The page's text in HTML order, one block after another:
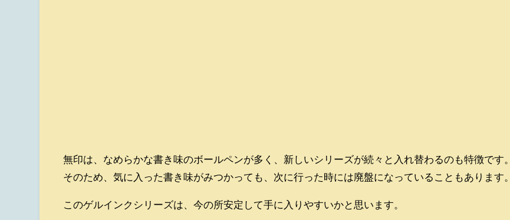
無印は、なめらかな書き味のボールペンが多く、新しいシリーズが続々と入れ替わるのも特徴です。
そのため、気に入った書き味がみつかっても、次に行った時には廃盤になっていることもあります。
このゲルインクシリーズは、今の所安定して手に入りやすいかと思います。